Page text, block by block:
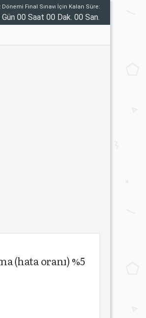
Dönemi Final Sınavı İçin Kalan Süre:
00 Saat 00 Dak. 00 San.
(hata oranı) %5